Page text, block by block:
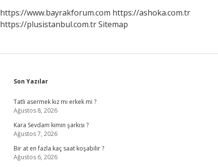
https://www.bayrakforum.com https://ashoka.com.tr
https://plusistanbul.com.trSitemap
Sidebar
Son Yazılar
Tatli asermek kız mı erkek mi ?
Ağustos 8, 2026
Kara Sevdam kimin şarkısı ?
Ağustos 7, 2026
Bir at en fazla kaç saat koşabilir ?
Ağustos 6, 2026